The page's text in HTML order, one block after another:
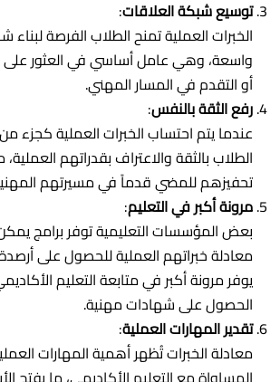
توسيع شبكة العلاقات:
الخبرات العملية تمنح الطلاب الفرصة
واسعة، وهي عامل أساسي في العثور
أو التقدم في المسار المهني.
رفع الثقة بالنفس:
عندما يتم احتساب الخبرات العملية كجزء
الطلاب بالثقة والاعتراف بقدراتهم
تحفيزهم للمضي قدماً في مسيرتهم
مرونة أكبر في التعليم:
بعض المؤسسات التعليمية توفر برامج
معادلة خبراتهم العملية للحصول على
يوفر مرونة أكبر في متابعة التعليم
الحصول على شهادات مهنية.
تقدير المهارات العملية:
معادلة الخبرات تُظهر أهمية المهارات